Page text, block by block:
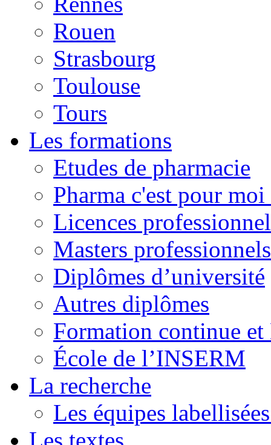
Rouen
Strasbourg
Toulouse
Tours
Les formations
Etudes de pharmacie
Pharma c'est pour
Licences
Masters
Diplômes d’université
Autres diplômes
Formation continue et
École de l’INSERM
La recherche
Les équipes
Les textes